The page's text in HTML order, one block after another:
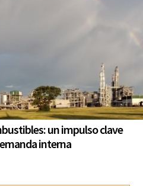
un impulso clave
interna